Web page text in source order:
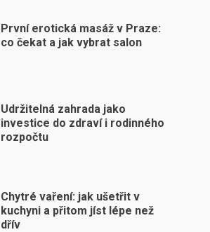
První erotická masáž v Praze:
co čekat a jak vybrat salon
Udržitelná zahrada jako
investice do zdraví i rodinného
rozpočtu
Chytré vaření: jak ušetřit v
kuchyni a přitom jíst lépe než
dřív